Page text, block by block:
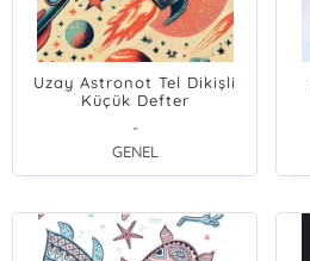
Uzay Astronot Tel Dikişli
Küçük Defter
-
GENEL